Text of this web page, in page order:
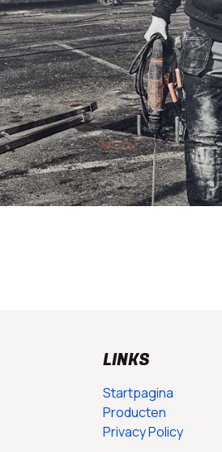
LINKS
Startpagina
Producten
Privacy Policy